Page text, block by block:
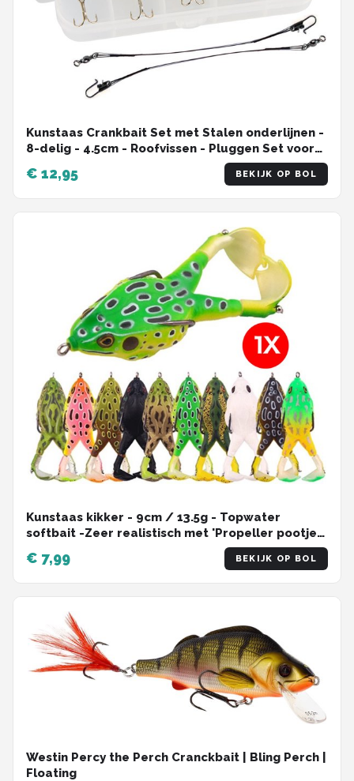
Kunstaas Crankbait Set met Stalen onderlijnen -
8-delig - 4.5cm - Roofvissen - Pluggen Set voor
€ 12,95 BEKIJK OP BOL
Kunstaas kikker - 9cm / 13.5g - Topwater
softbait -Zeer realistisch met 'Propeller pootjes'
€ 7,99 BEKIJK OP BOL
Westin Percy the Perch Cranckbait | Bling Perch |
Floating